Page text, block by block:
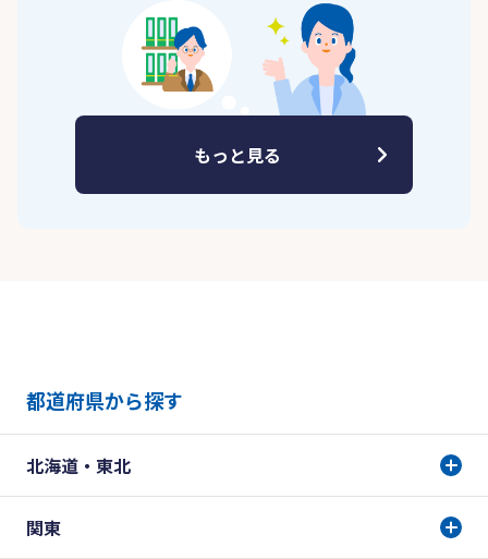
もっと見る
都道府県から探す
北海道・東北
関東